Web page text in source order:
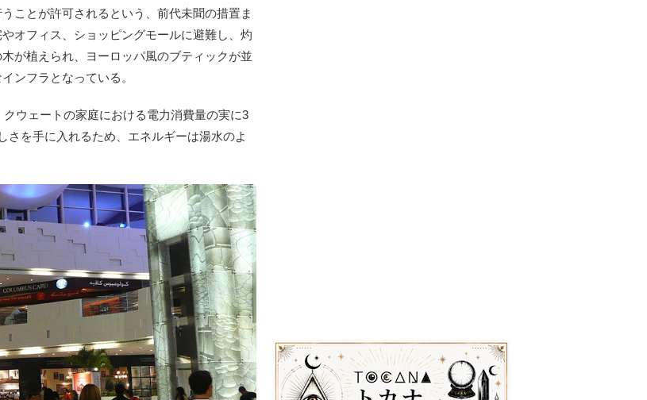
ことが許可されるという、前代未聞の措置ま
オフィス、ショッピングモールに避難し、灼
が植えられ、ヨーロッパ風のブティックが並
ンフラとなっている。
ウェートの家庭における電力消費量の実に3
を手に入れるため、エネルギーは湯水のよ